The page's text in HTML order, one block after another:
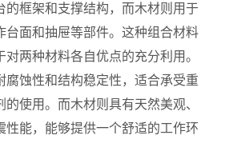
的框架和支撑结构，而木材则用于
台面和抽屉等部件。这种组合材料
对两种材料各自优点的充分利用。
腐蚀性和结构稳定性，适合承受重
使用。而木材则具有天然美观、
性能，能够提供一个舒适的工作环